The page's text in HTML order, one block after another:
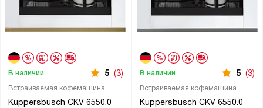
Встраиваемая кофемашина
Kuppersbusch CKV 6550.0
В наличии 5 (3)
Встраиваемая кофемашина
Kuppersbusch CKV 6550.0
В наличии 5 (3)